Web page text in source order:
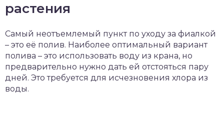
растения
Самый неотъемлемый пункт по уходу за фиалкой
– это её полив. Наиболее оптимальный вариант
полива – это использовать воду из крана, но
предварительно нужно дать ей отстояться пару
дней. Это требуется для исчезновения хлора из
воды.